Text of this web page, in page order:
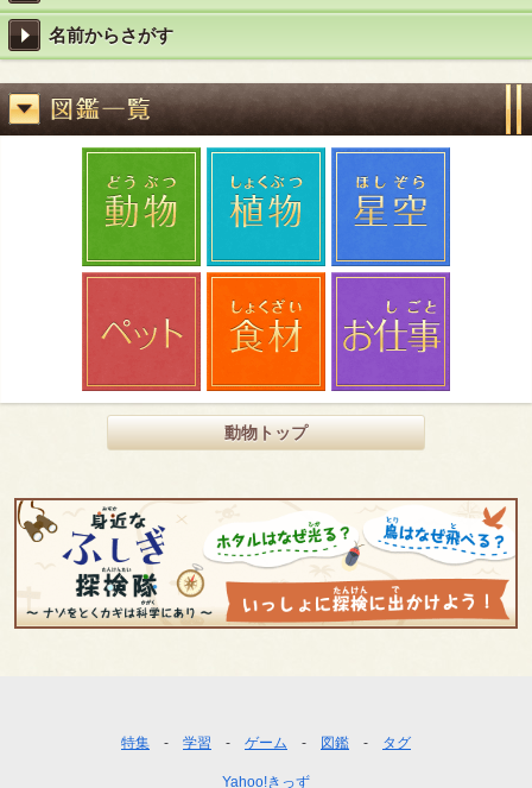
名前からさがす
動物トップ
特集 学習 ゲーム 図鑑 タグ
Yahoo!きっず